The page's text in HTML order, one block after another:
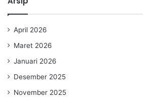
April 2026
Maret 2026
Januari 2026
Desember 2025
November 2025